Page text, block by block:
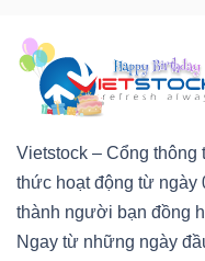
Vietstock – Cổng
thức hoạt động từ
thành người bạn đồng
Ngay từ những ngày